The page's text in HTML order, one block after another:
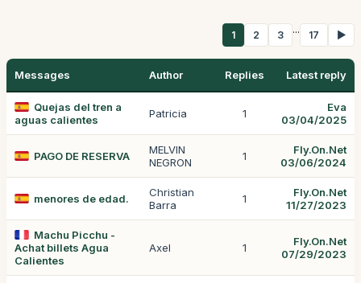
1 2 3 ... 17 ▶
Messages Author Replies Latest reply
Quejas del tren a
aguas calientes
Patricia 1
Eva
03/04/2025
PAGO DE RESERVA
MELVIN
NEGRON
1
Fly.On.Net
03/06/2024
menores de edad.
Christian
Barra
1
Fly.On.Net
11/27/2023
Machu Picchu -
Achat billets Agua
Calientes
Axel 1
Fly.On.Net
07/29/2023